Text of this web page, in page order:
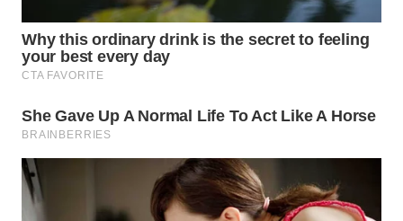
NIAS
LANGKAT
WN
TAPANULI
SELATAN